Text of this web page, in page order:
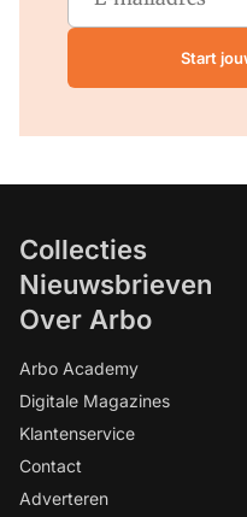
Start
Collecties
Nieuwsbrieven
Over Arbo
Arbo Academy
Digitale Magazines
Klantenservice
Contact
Adverteren